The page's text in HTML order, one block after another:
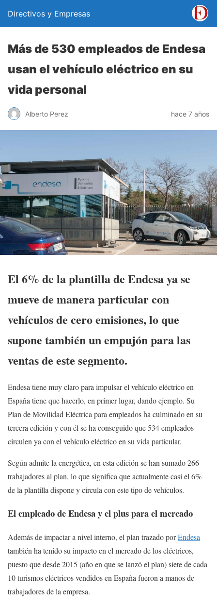
Directivos y Empresas
Más de 530 empleados de Endesa
usan el vehículo eléctrico en su
vida personal
Alberto Perez hace 7 años
El 6% de la plantilla de Endesa ya se
mueve de manera particular con
vehículos de cero emisiones, lo que
supone también un empujón para las
ventas de este segmento.
Endesa tiene muy claro para impulsar el vehículo eléctrico en
España tiene que hacerlo, en primer lugar, dando ejemplo. Su
Plan de Movilidad Eléctrica para empleados ha culminado en su
tercera edición y con él se ha conseguido que 534 empleados
circulen ya con el vehículo eléctrico en su vida particular.
Según admite la energética, en esta edición se han sumado 266
trabajadores al plan, lo que significa que actualmente casi el 6%
de la plantilla dispone y circula con este tipo de vehículos.
El empleado de Endesa y el plus para el mercado
Además de impactar a nivel interno, el plan trazado porEndesa
también ha tenido su impacto en el mercado de los eléctricos,
puesto que desde 2015 (año en que se lanzó el plan) siete de cada
10 turismos eléctricos vendidos en España fueron a manos de
trabajadores de la empresa.